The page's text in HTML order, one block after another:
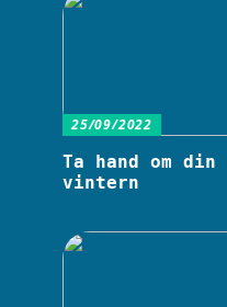
25/09/2022
Ta hand om din
vintern